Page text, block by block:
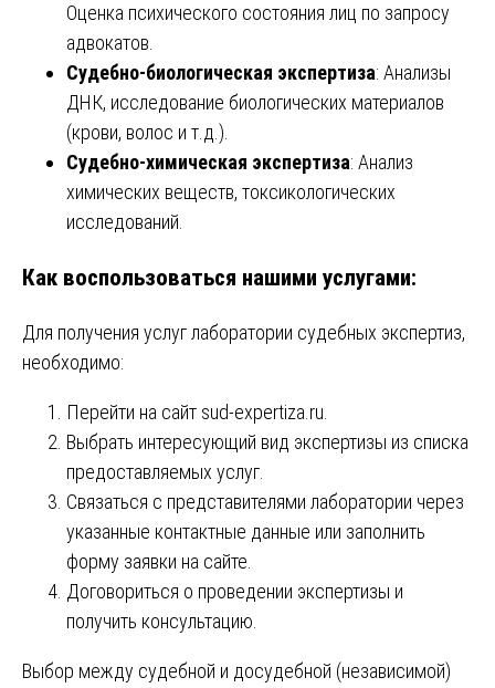
Оценка психического состояния лиц по запросу
адвокатов.
Судебно-биологическая экспертиза: Анализы
ДНК, исследование биологических материалов
(крови, волос и т.д.).
Судебно-химическая экспертиза: Анализ
химических веществ, токсикологических
исследований.
Как воспользоваться нашими услугами:
Для получения услуг лаборатории судебных экспертиз,
необходимо:
Перейти на сайт sud-expertiza.ru
Выбрать интересующий вид экспертизы из списка
предоставляемых услуг.
Связаться с представителями лаборатории через
указанные контактные данные или заполнить
форму заявки на сайте.
Договориться о проведении экспертизы и
получить консультацию.
Выбор между судебной и досудебной (независимой)